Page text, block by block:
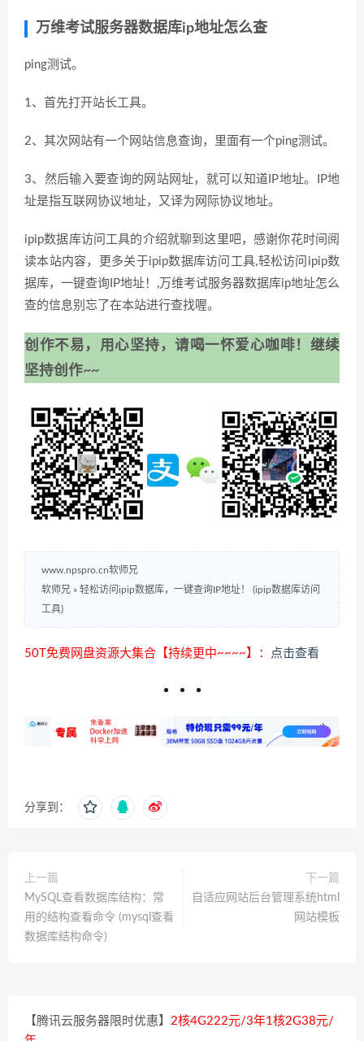
万维考试服务器数据库ip地址怎么查
ping测试。
1、首先打开站长工具。
2、其次网站有一个网站信息查询，里面有一个ping测试。
3、然后输入要查询的网站网址，就可以知道IP地址。IP地
址是指互联网协议地址，又译为网际协议地址。
ipip数据库访问工具的介绍就聊到这里吧，感谢你花时间阅
读本站内容，更多关于ipip数据库访问工具,轻松访问ipip数
据库，一键查询IP地址！,万维考试服务器数据库ip地址怎么
查的信息别忘了在本站进行查找喔。
创作不易，用心坚持，请喝一怀爱心咖啡！继续
坚持创作~~
www.npspro.cn软师兄
软师兄 » 轻松访问ipip数据库，一键查询IP地址！ (ipip数据库访问
工具)
50T免费网盘资源大集合【持续更中~~~~】： 点击查看
分享到：
上一篇
MySQL查看数据库结构：常
用的结构查看命令 (mysql查看
数据库结构命令)
下一篇
自适应网站后台管理系统html
网站模板
【腾讯云服务器限时优惠】 2核4G222元/3年1核2G38元/